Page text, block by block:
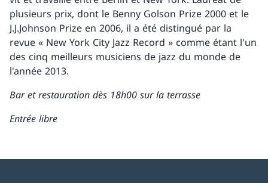
plusieurs prix, dont le Benny Golson Prize 2000 et le
J.J.Johnson Prize en 2006, il a été distingué par la
revue « New York City Jazz Record » comme étant l'un
des cinq meilleurs musiciens de jazz du monde de
l'année 2013.
Bar et restauration dès 18h00 sur la terrasse
Entrée libre